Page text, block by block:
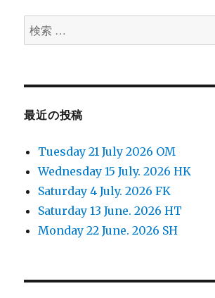
検
索
象:
最近の投稿
Tuesday 21 July 2026 OM
Wednesday 15 July. 2026 HK
Saturday 4 July. 2026 FK
Saturday 13 June. 2026 HT
Monday 22 June. 2026 SH